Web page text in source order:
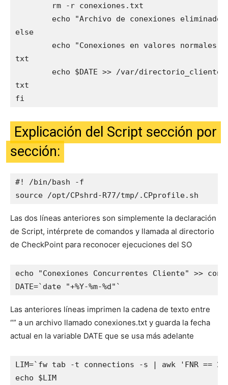
rm -r conexiones.txt
echo "Archivo de conexiones eliminado
else
echo "Conexiones en valores normales" >
txt
echo $DATE >> /var/directorio_cliente/
txt
fi
Explicación del Script sección por
sección:
#! /bin/bash -f
source /opt/CPshrd-R77/tmp/.CPprofile.sh
Las dos líneas anteriores son simplemente la declaración
de Script, intérprete de comandos y llamada al directorio
de CheckPoint para reconocer ejecuciones del SO
echo "Conexiones Concurrentes Cliente" >>
DATE=`date "+%Y-%m-%d"`
Las anteriores líneas imprimen la cadena de texto entre
“” a un archivo llamado conexiones.txt y guarda la fecha
actual en la variable DATE que se usa más adelante
LIM=`fw tab -t connections -s | awk 'FNR ==
echo $LIM